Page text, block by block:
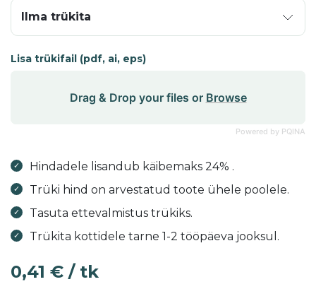
Lisa trükifail (pdf, ai, eps)
Powered by PQINA
Drag & Drop your files or Browse
Hindadele lisandub käibemaks 24% .
Trüki hind on arvestatud toote ühele poolele.
Tasuta ettevalmistus trükiks.
Trükita kottidele tarne 1-2 tööpäeva jooksul.
0,41 € / tk